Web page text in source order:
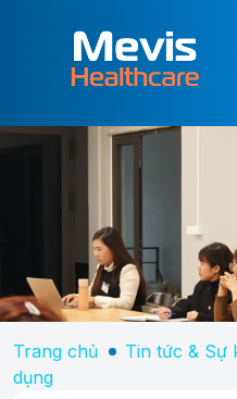
Trang chủ Tin tức & Sự
dụng